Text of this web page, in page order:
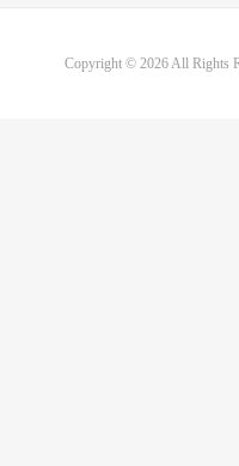
Copyright © 2026 All Rights